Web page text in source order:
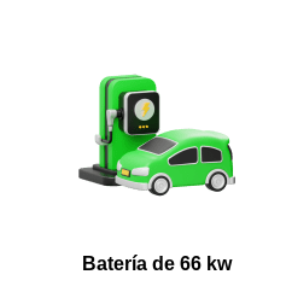
Batería de 66 kw